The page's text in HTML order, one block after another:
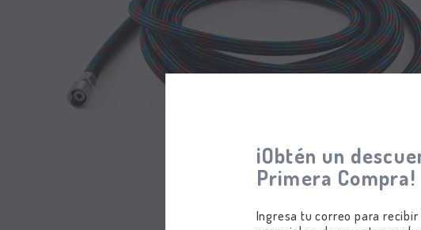
¡Obtén un
Primera Compra!
Ingresa tu correo para